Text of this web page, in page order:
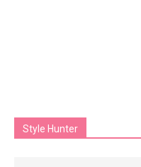
Style Hunter